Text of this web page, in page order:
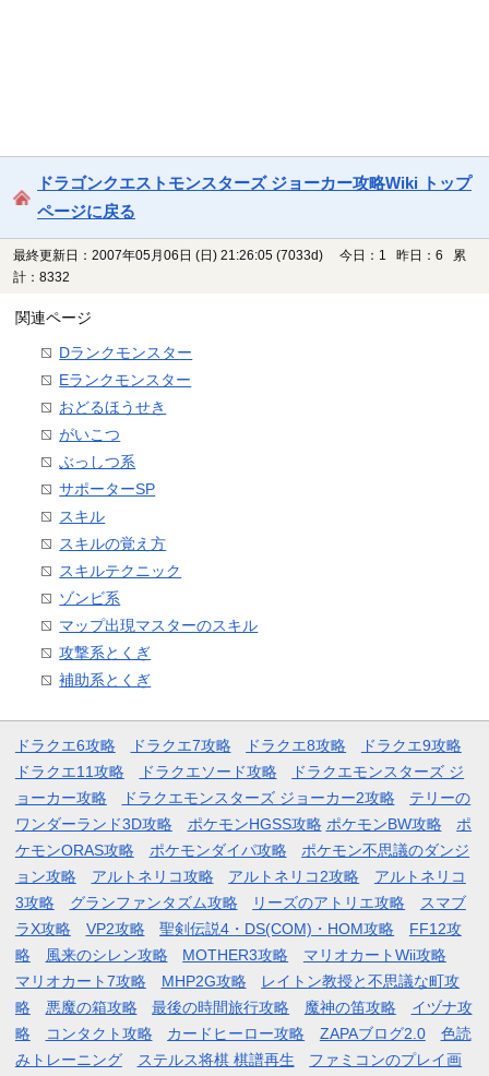
ドラゴンクエストモンスターズ ジョーカー攻略Wiki トップ
ページに戻る
最終更新日：2007年05月06日 (日) 21:26:05 (7033d)
今日：1 昨日：6 累
計：8332
関連ページ
Dランクモンスター
Eランクモンスター
おどるほうせき
がいこつ
ぶっしつ系
サポーターSP
スキル
スキルの覚え方
スキルテクニック
ゾンビ系
マップ出現マスターのスキル
攻撃系とくぎ
補助系とくぎ
ドラクエ6攻略 ドラクエ7攻略 ドラクエ8攻略
ドラクエ9攻略
ドラクエ11攻略
ドラクエソード攻略
ドラクエモンスターズ ジ
ョーカー攻略
ドラクエモンスターズ ジョーカー2攻略
テリーの
ワンダーランド3D攻略
ポケモンHGSS攻略 ポケモンBW攻略
ポ
ケモンORAS攻略
ポケモンダイパ攻略
ポケモン不思議のダンジ
ョン攻略
アルトネリコ攻略 アルトネリコ2攻略
アルトネリコ
3攻略
グランファンタズム攻略 リーズのアトリエ攻略
スマブ
ラX攻略
VP2攻略 聖剣伝説4・DS(COM)・HOM攻略
FF12攻
略
風来のシレン攻略 MOTHER3攻略
マリオカートWii攻略
マリオカート7攻略
MHP2G攻略
レイトン教授と不思議な町攻
略
悪魔の箱攻略 最後の時間旅行攻略 魔神の笛攻略
イヅナ攻
略
コンタクト攻略 カードヒーロー攻略 ZAPAブログ2.0
色読
みトレーニング
ステルス将棋 棋譜再生 ファミコンのプレイ画